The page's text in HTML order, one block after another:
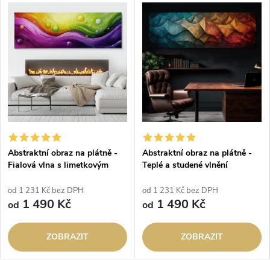
Abstraktní obraz na plátně -
Fialová vlna s limetkovým
od 1 231 Kč bez DPH
od 1 490 Kč
ZOBRAZIT
Abstraktní obraz na plátně -
Teplé a studené vlnění
od 1 231 Kč bez DPH
od 1 490 Kč
ZOBRAZIT